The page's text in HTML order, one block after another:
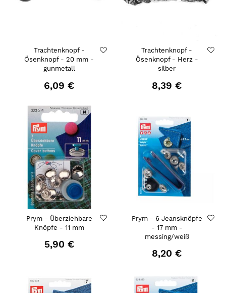
Trachtenknopf -
Ösenknopf - 20 mm -
gunmetall
6,09 €
Trachtenknopf -
Ösenknopf - Herz -
silber
8,39 €
Prym - Überziehbare
Knöpfe - 11 mm
5,90 €
Prym - 6 Jeansknöpfe
- 17 mm -
messing/weiß
8,20 €